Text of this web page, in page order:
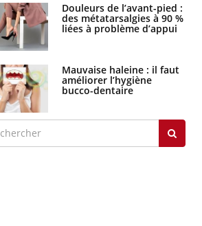
Douleurs de l’avant-pied :
des métatarsalgies à 90 %
liées à problème d’appui
Mauvaise haleine : il faut
améliorer l’hygiène
bucco-dentaire